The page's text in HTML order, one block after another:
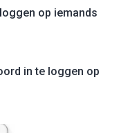
op iemands
in te loggen op